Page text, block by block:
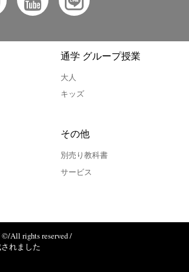
通学 グループ授業
大人
キッズ
その他
別売り教科書
サービス
©/All rights reserved /
れました